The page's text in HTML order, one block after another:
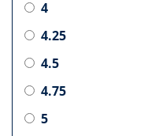
4
4.25
4.5
4.75
5